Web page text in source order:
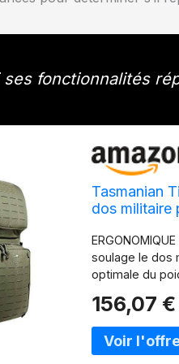
ses fonctionnalités
Tasmanian
dos militaire
randonnée,
soulage le dos
optimale du
fermeture
l'emploi
compartiment
permettent la
156,07 €